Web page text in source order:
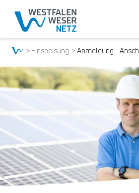
Einspeisung Anmeldung -